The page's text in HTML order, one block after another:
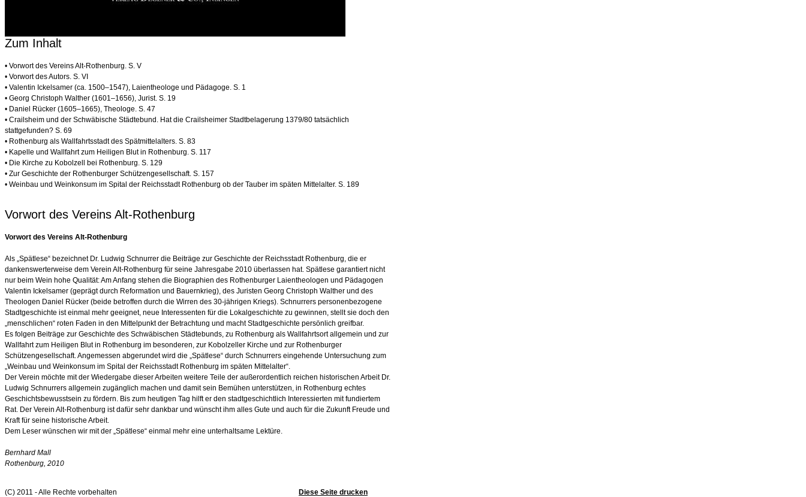
Zum Inhalt
• Vorwort des Vereins Alt-Rothenburg. S. V
• Vorwort des Autors. S. VI
• Valentin Ickelsamer (ca. 1500–1547), Laientheologe und Pädagoge. S. 1
• Georg Christoph Walther (1601–1656), Jurist. S. 19
• Daniel Rücker (1605–1665), Theologe. S. 47
• Crailsheim und der Schwäbische Städtebund. Hat die Crailsheimer Stadtbelagerung 1379/80 tatsächlich
stattgefunden? S. 69
• Rothenburg als Wallfahrtsstadt des Spätmittelalters. S. 83
• Kapelle und Wallfahrt zum Heiligen Blut in Rothenburg. S. 117
• Die Kirche zu Kobolzell bei Rothenburg. S. 129
• Zur Geschichte der Rothenburger Schützengesellschaft. S. 157
• Weinbau und Weinkonsum im Spital der Reichsstadt Rothenburg ob der Tauber im späten Mittelalter. S. 189
Vorwort des Vereins Alt-Rothenburg
Vorwort des Vereins Alt-Rothenburg
Als „Spätlese“ bezeichnet Dr. Ludwig Schnurrer die Beiträge zur Geschichte der Reichsstadt Rothenburg, die er
dankenswerterweise dem Verein Alt-Rothenburg für seine Jahresgabe 2010 überlassen hat. Spätlese garantiert nicht
nur beim Wein hohe Qualität: Am Anfang stehen die Biographien des Rothenburger Laientheologen und Pädagogen
Valentin Ickelsamer (geprägt durch Reformation und Bauernkrieg), des Juristen Georg Christoph Walther und des
Theologen Daniel Rücker (beide betroffen durch die Wirren des 30-jährigen Kriegs). Schnurrers personenbezogene
Stadtgeschichte ist einmal mehr geeignet, neue Interessenten für die Lokalgeschichte zu gewinnen, stellt sie doch den
„menschlichen“ roten Faden in den Mittelpunkt der Betrachtung und macht Stadtgeschichte persönlich greifbar.
Es folgen Beiträge zur Geschichte des Schwäbischen Städtebunds, zu Rothenburg als Wallfahrtsort allgemein und zur
Wallfahrt zum Heiligen Blut in Rothenburg im besonderen, zur Kobolzeller Kirche und zur Rothenburger
Schützengesellschaft. Angemessen abgerundet wird die „Spätlese“ durch Schnurrers eingehende Untersuchung zum
„Weinbau und Weinkonsum im Spital der Reichsstadt Rothenburg im späten Mittelalter“.
Der Verein möchte mit der Wiedergabe dieser Arbeiten weitere Teile der außerordentlich reichen historischen Arbeit Dr.
Ludwig Schnurrers allgemein zugänglich machen und damit sein Bemühen unterstützen, in Rothenburg echtes
Geschichtsbewusstsein zu fördern. Bis zum heutigen Tag hilft er den stadtgeschichtlich Interessierten mit fundiertem
Rat. Der Verein Alt-Rothenburg ist dafür sehr dankbar und wünscht ihm alles Gute und auch für die Zukunft Freude und
Kraft für seine historische Arbeit.
Dem Leser wünschen wir mit der „Spätlese“ einmal mehr eine unterhaltsame Lektüre.
Bernhard Mall
Rothenburg, 2010
(C) 2011 - Alle Rechte vorbehalten Diese Seite drucken